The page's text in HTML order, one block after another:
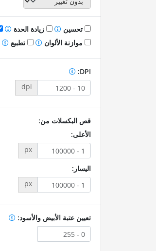
تحسين زيادة الحدة
موازنة الألوان
تطبيع
DPI:
dpi
قص البكسلات من:
الأعلى:
px
اليسار:
px
تعيين عتبة الأبيض والأسود: